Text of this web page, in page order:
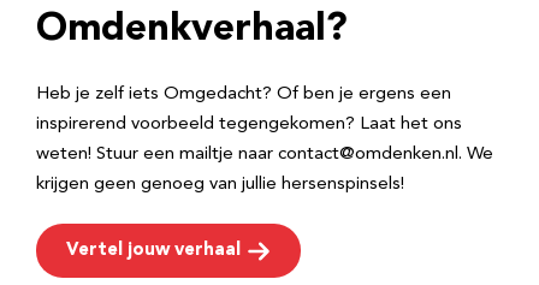
e
Omdenkverhaal?
Heb je zelf iets Omgedacht? Of ben je ergens een
inspirerend voorbeeld tegengekomen? Laat het ons
weten! Stuur een mailtje naar contact@omdenken.nl. We
krijgen geen genoeg van jullie hersenspinsels!
Vertel jouw verhaal